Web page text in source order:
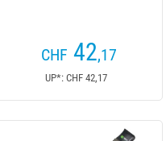
CHF 42,17
UP*: CHF 42,17